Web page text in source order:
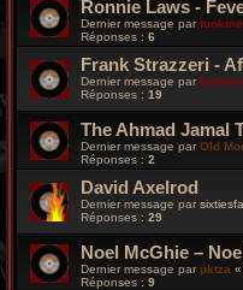
Ronnie Laws -
Dernier message par
Réponses : 6
Frank Strazzeri -
Dernier message par
Réponses : 19
The Ahmad Jamal
Dernier message parOld
Réponses : 2
David Axelrod
Dernier message par
Réponses : 29
Noel McGhie ‎–
Dernier message parpktza «
Réponses : 9